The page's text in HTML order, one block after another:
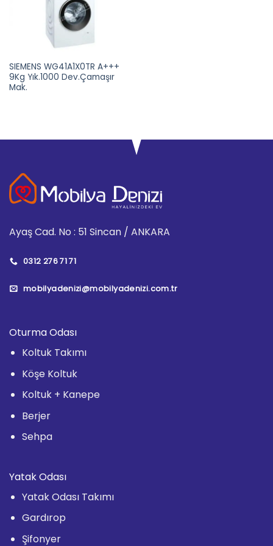
SIEMENS WG41A1X0TR A+++
9Kg Yık.1000 Dev.Çamaşır
Mak.
Ayaş Cad. No : 51 Sincan / ANKARA
0312 276 71 71
mobilyadenizi@mobilyadenizi.com.tr
Oturma Odası
Koltuk Takımı
Köşe Koltuk
Koltuk + Kanepe
Berjer
Sehpa
Yatak Odası
Yatak Odası Takımı
Gardırop
Şifonyer